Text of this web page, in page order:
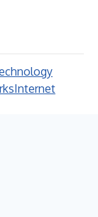
Internet